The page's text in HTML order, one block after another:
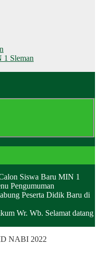
1 Sleman
Siswa Baru MIN 1
Pengumuman
Peserta Didik Baru di
Wr. Wb. Selamat datang
NABI 2022